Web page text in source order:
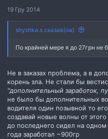
19 Гру 2014
shyshka.s сказав(ла):
По крайней мере я до 27грн не
Не в заказах проблема, а в
корень зла. Не стали бы
"дополнительный заработок,
не было бы дополнительных
водителя один позывной то
создавай новые волны от
до последнего сидел на
года заработал ~900гр